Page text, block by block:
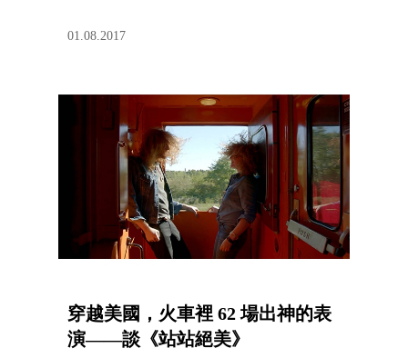
01.08.2017
穿越美國，火車裡 62 場出神的表
演——談《站站絕美》